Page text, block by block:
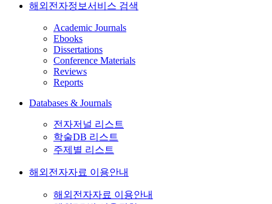
해외전자정보서비스 검색
Academic Journals
Ebooks
Dissertations
Conference Materials
Reviews
Reports
Databases & Journals
전자저널 리스트
학술DB 리스트
주제별 리스트
해외전자자료 이용안내
해외전자자료 이용안내